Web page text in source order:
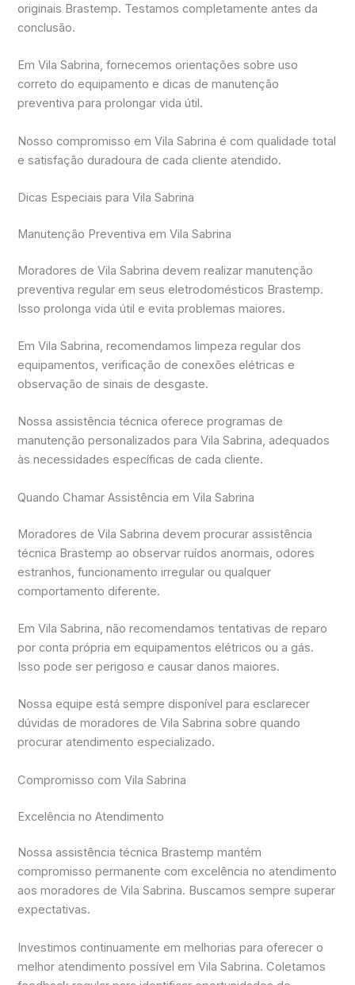
originais Brastemp. Testamos completamente antes da
conclusão.
Em Vila Sabrina, fornecemos orientações sobre uso
correto do equipamento e dicas de manutenção
preventiva para prolongar vida útil.
Nosso compromisso em Vila Sabrina é com qualidade total
e satisfação duradoura de cada cliente atendido.
Dicas Especiais para Vila Sabrina
Manutenção Preventiva em Vila Sabrina
Moradores de Vila Sabrina devem realizar manutenção
preventiva regular em seus eletrodomésticos Brastemp.
Isso prolonga vida útil e evita problemas maiores.
Em Vila Sabrina, recomendamos limpeza regular dos
equipamentos, verificação de conexões elétricas e
observação de sinais de desgaste.
Nossa assistência técnica oferece programas de
manutenção personalizados para Vila Sabrina, adequados
às necessidades específicas de cada cliente.
Quando Chamar Assistência em Vila Sabrina
Moradores de Vila Sabrina devem procurar assistência
técnica Brastemp ao observar ruídos anormais, odores
estranhos, funcionamento irregular ou qualquer
comportamento diferente.
Em Vila Sabrina, não recomendamos tentativas de reparo
por conta própria em equipamentos elétricos ou a gás.
Isso pode ser perigoso e causar danos maiores.
Nossa equipe está sempre disponível para esclarecer
dúvidas de moradores de Vila Sabrina sobre quando
procurar atendimento especializado.
Compromisso com Vila Sabrina
Excelência no Atendimento
Nossa assistência técnica Brastemp mantém
compromisso permanente com excelência no atendimento
aos moradores de Vila Sabrina. Buscamos sempre superar
expectativas.
Investimos continuamente em melhorias para oferecer o
melhor atendimento possível em Vila Sabrina. Coletamos